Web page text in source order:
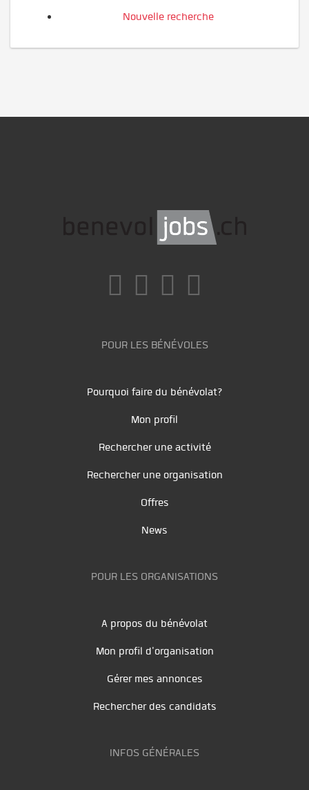
Nouvelle recherche
POUR LES BÉNÉVOLES
Pourquoi faire du bénévolat?
Mon profil
Rechercher une activité
Rechercher une organisation
Offres
News
POUR LES ORGANISATIONS
A propos du bénévolat
Mon profil d'organisation
Gérer mes annonces
Rechercher des candidats
INFOS GÉNÉRALES